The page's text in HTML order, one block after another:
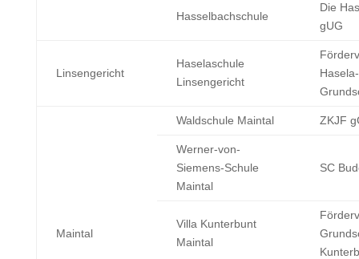
Hasselbachschule
Die
gUG
Linsengericht
Haselaschule
Linsengericht
Hasela-
Maintal
Waldschule Maintal ZKJF
Werner-von-
Siemens-Schule
Maintal
SC
Villa Kunterbunt
Maintal